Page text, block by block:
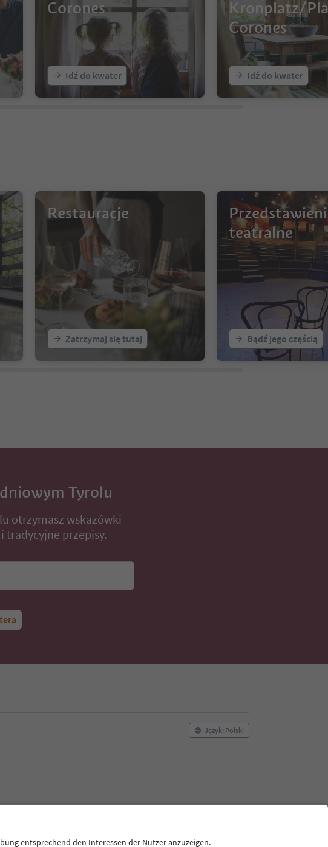
Corones
Idź do kwater
Kronplatz/
Corones
Idź do kwater
Restauracje
Zatrzymaj się tutaj
teatralne
Bądź jego częścią
Tyrolu
otrzymasz wskazówki
tradycyjne przepisy.
Język: Polski